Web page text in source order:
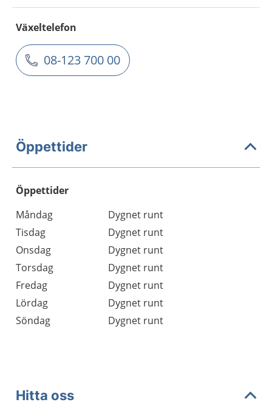
Växeltelefon
08-123 700 00
Öppettider
Öppettider
Dag
Öppettider
Kommentarer
Måndag
Dygnet runt
Tisdag
Dygnet runt
Onsdag
Dygnet runt
Torsdag
Dygnet runt
Fredag
Dygnet runt
Lördag
Dygnet runt
Söndag
Dygnet runt
Hitta oss